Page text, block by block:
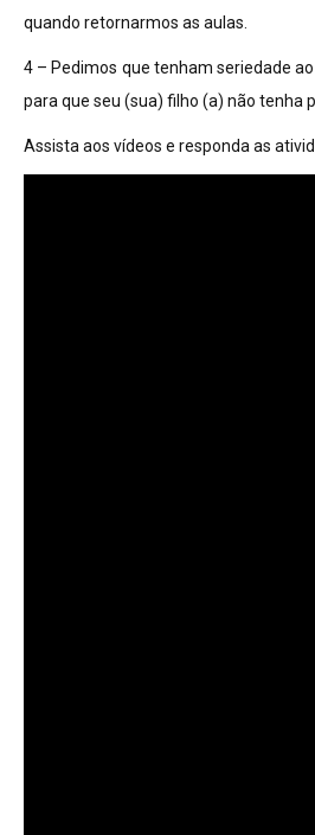
quando retornarmos as aulas.
4 – Pedimos que tenham seriedade
para que seu (sua) filho (a) não tenha
Assista aos vídeos e responda as